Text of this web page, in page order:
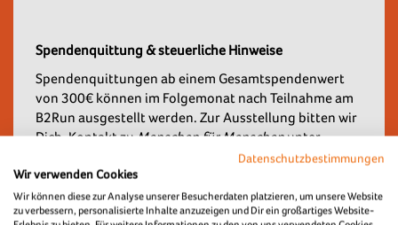
Spendenquittung & steuerliche Hinweise
Spendenquittungen ab einem Gesamtspendenwert
von 300€ können im Folgemonat nach Teilnahme am
B2Run ausgestellt werden. Zur Ausstellung bitten wir
Dich, Kontakt zuMenschen für Menschenunter
spenden@menschenfuermenschen.org
aufzunehmen. Unterhalb des Wertes von 300 € reicht
den Finanzbehörden zu steuerlichen Zwecken der
Nachweispflicht der Kontoauszug aus.
Datenschutzbestimmungen
Wir verwenden Cookies
Wir können diese zur Analyse unserer Besucherdaten platzieren, um unsere Website
zu verbessern, personalisierte Inhalte anzuzeigen und Dir ein großartiges Website-